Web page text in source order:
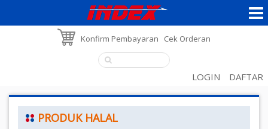
Konfirm Pembayaran Cek Orderan
LOGIN DAFTAR
PRODUK HALAL